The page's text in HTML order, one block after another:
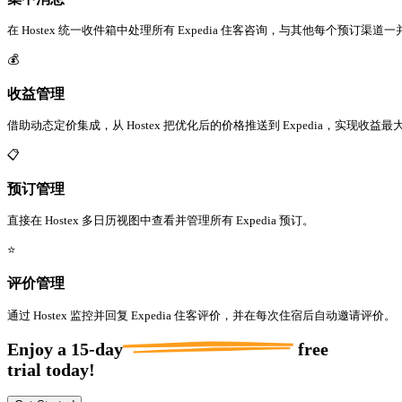
在 Hostex 统一收件箱中处理所有 Expedia 住客咨询，与其他每个预订渠道一
💰
收益管理
借助动态定价集成，从 Hostex 把优化后的价格推送到 Expedia，实现收益最大
📋
预订管理
直接在 Hostex 多日历视图中查看并管理所有 Expedia 预订。
⭐
评价管理
通过 Hostex 监控并回复 Expedia 住客评价，并在每次住宿后自动邀请评价。
Enjoy a 15-day
free
trial today!